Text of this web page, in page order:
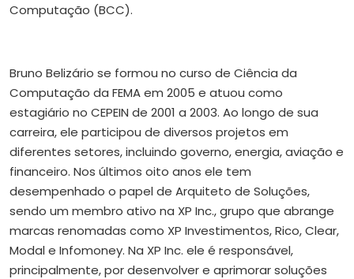
Computação (BCC).
Bruno Belizário se formou no curso de Ciência da
Computação da FEMA em 2005 e atuou como
estagiário no CEPEIN de 2001 a 2003. Ao longo de sua
carreira, ele participou de diversos projetos em
diferentes setores, incluindo governo, energia, aviação e
financeiro. Nos últimos oito anos ele tem
desempenhado o papel de Arquiteto de Soluções,
sendo um membro ativo na XP Inc., grupo que abrange
marcas renomadas como XP Investimentos, Rico, Clear,
Modal e Infomoney. Na XP Inc. ele é responsável,
principalmente, por desenvolver e aprimorar soluções